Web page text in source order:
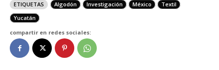
ETIQUETAS Algodón Investigación México
Textil
Yucatán
compartir en redes sociales: